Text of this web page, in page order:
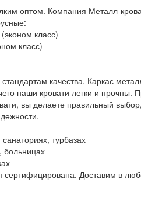
оптом. Компания Металл-
класс)
класс)
качества. Каркас
наши кровати легки и прочны.
вы делаете правильный
турбазах
больницах
сертифицирована. Доставим в